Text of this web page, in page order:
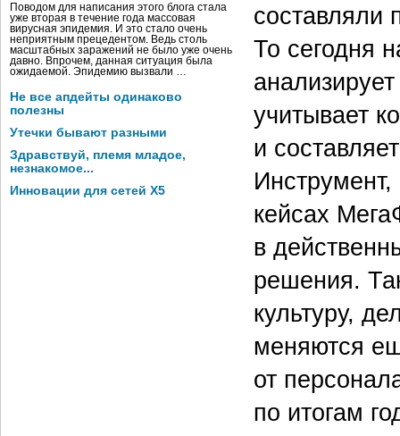
Поводом для написания этого блога стала
уже вторая в течение года массовая
вирусная эпидемия. И это стало очень
неприятным прецедентом. Ведь столь
масштабных заражений не было уже очень
давно. Впрочем, данная ситуация была
ожидаемой. Эпидемию вызвали …
Не все апдейты одинаково
полезны
Утечки бывают разными
Здравствуй, племя младое,
незнакомое...
Инновации для сетей X5
составляли
То сегодня
учитывает
и
кейсах
в
решения.
культуру,
меняются
от
по итогам